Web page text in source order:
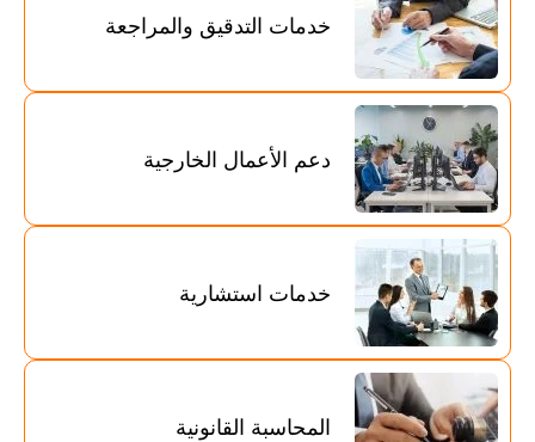
خدمات التدقيق والمراجعة
دعم الأعمال الخارجية
خدمات استشارية
المحاسبة القانونية